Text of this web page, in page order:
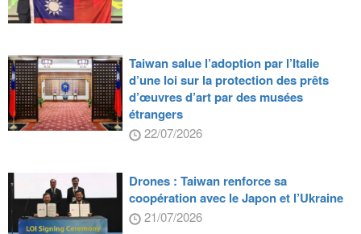
Taiwan salue l’adoption par l’Italie
d’une loi sur la protection des prêts
d’œuvres d’art par des musées
étrangers
22/07/2026
Drones : Taiwan renforce sa
coopération avec le Japon et l’Ukraine
21/07/2026